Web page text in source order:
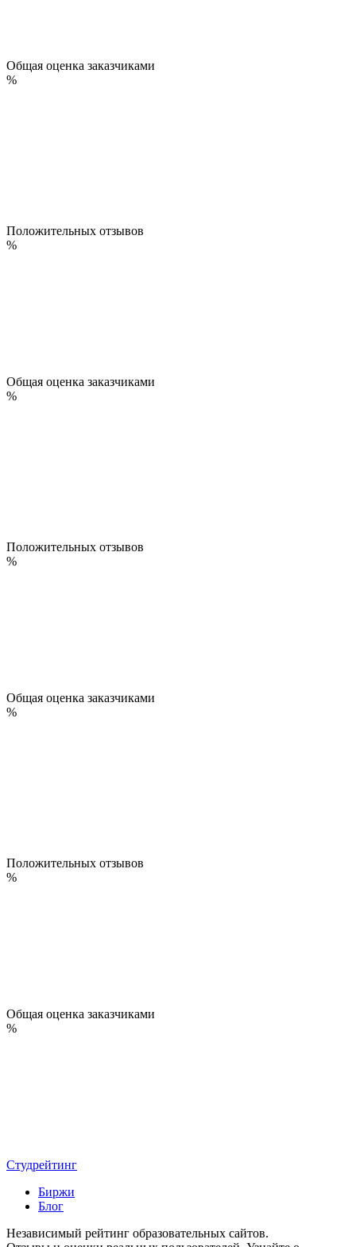
Общая оценка заказчиками
%
Положительных отзывов
%
Общая оценка заказчиками
%
Положительных отзывов
%
Общая оценка заказчиками
%
Положительных отзывов
%
Общая оценка заказчиками
%
Студрейтинг
Биржи
Блог
Независимый рейтинг образовательных сайтов.